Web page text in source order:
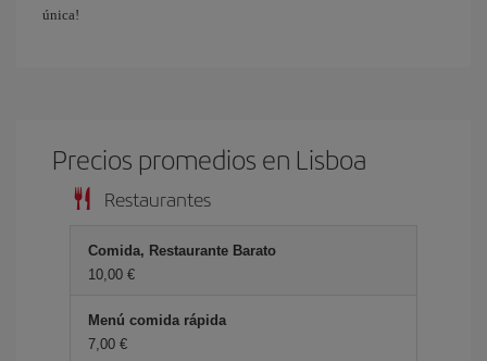
única!
Precios promedios en Lisboa
Restaurantes
Comida, Restaurante Barato
10,00 €
Menú comida rápida
7,00 €